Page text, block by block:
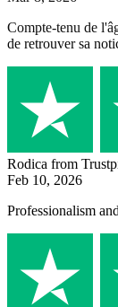
Compte-tenu de
de retrouver sa
Rodica from
Feb 10, 2026
Professionalism